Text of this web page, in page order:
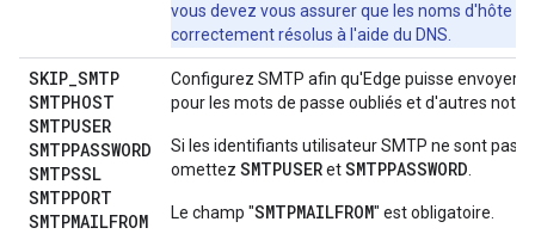
vous devez vous assurer que les noms d'hôte
correctement résolus à l'aide du DNS.
SKIP_SMTP
SMTPHOST
SMTPUSER
SMTPPASSWORD
SMTPSSL
SMTPPORT
SMTPMAILFROM
Configurez SMTP afin qu'Edge puisse envoyer
pour les mots de passe oubliés et d'autres
Si les identifiants utilisateur SMTP ne sont pas
omettez SMTPUSERetSMTPPASSWORD
Le champ "SMTPMAILFROM" est obligatoire.